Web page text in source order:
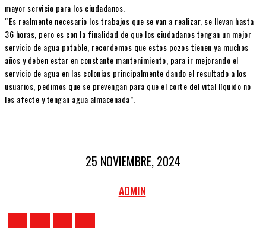
mayor servicio para los ciudadanos.
“Es realmente necesario los trabajos que se van a realizar, se llevan hasta
36 horas, pero es con la finalidad de que los ciudadanos tengan un mejor
servicio de agua potable, recordemos que estos pozos tienen ya muchos
años y deben estar en constante mantenimiento, para ir mejorando el
servicio de agua en las colonias principalmente dando el resultado a los
usuarios, pedimos que se prevengan para que el corte del vital líquido no
les afecte y tengan agua almacenada”.
25 NOVIEMBRE, 2024
ADMIN